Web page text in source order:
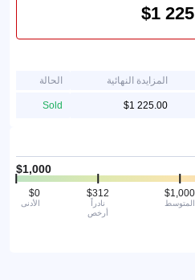
المزايدة النهائية الحالة
Sold
الأدنى
نادراً
أرخص
المتوسط